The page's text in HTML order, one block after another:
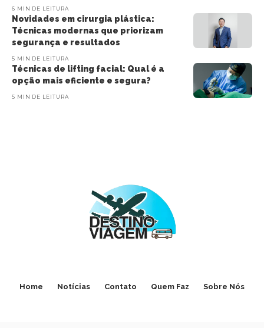
6 MIN DE LEITURA
Novidades em cirurgia plástica:
Técnicas modernas que priorizam
segurança e resultados
5 MIN DE LEITURA
Técnicas de lifting facial: Qual é a
opção mais eficiente e segura?
5 MIN DE LEITURA
Home Notícias Contato Quem Faz Sobre Nós